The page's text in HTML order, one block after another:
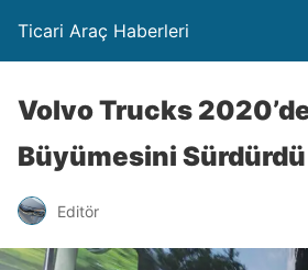
Ticari Araç Haberleri
Volvo Trucks
Büyümesini Sürdürdü
Editör